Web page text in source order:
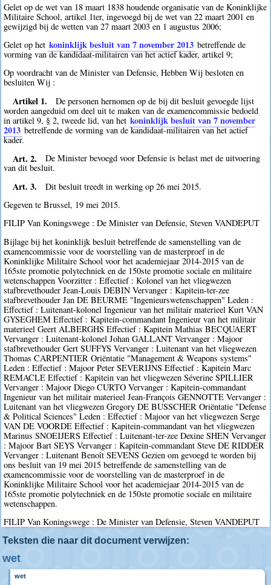
Gelet op de wet van 18 maart 1838 houdende organisatie van de Koninklijke
Militaire School, artikel 1ter, ingevoegd bij de wet van 22 maart 2001 en
gewijzigd bij de wetten van 27 maart 2003 en 1 augustus 2006;
Gelet op het koninklijk besluit van 7 november 2013 betreffende de
vorming van de kandidaat-militairen van het actief kader, artikel 9;
Op voordracht van de Minister van Defensie, Hebben Wij besloten en
besluiten Wij :
Artikel 1.
De personen hernomen op de bij dit besluit gevoegde lijst
worden aangeduid om deel uit te maken van de examencommissie bedoeld
in artikel 9, § 2, tweede lid, van het koninklijk besluit van 7 november
2013 betreffende de vorming van de kandidaat-militairen van het actief
kader.
Art. 2.
De Minister bevoegd voor Defensie is belast met de uitvoering
van dit besluit.
Art. 3.
Dit besluit treedt in werking op 26 mei 2015.
Gegeven te Brussel, 19 mei 2015.
FILIP Van Koningswege : De Minister van Defensie, Steven VANDEPUT
Bijlage bij het koninklijk besluit betreffende de samenstelling van de
examencommissie voor de voorstelling van de masterproef in de
Koninklijke Militaire School voor het academiejaar 2014-2015 van de
165ste promotie polytechniek en de 150ste promotie sociale en militaire
wetenschappen Voorzitter : Effectief : Kolonel van het vliegwezen
stafbrevethouder Jean-Louis DEBIN Vervanger : Kapitein-ter-zee
stafbrevethouder Jan DE BEURME "Ingenieurswetenschappen" Leden :
Effectief : Luitenant-kolonel Ingenieur van het militair materieel Kurt VAN
GYSEGHEM Effectief : Kapitein-commandant Ingenieur van het militair
materieel Geert ALBERGHS Effectief : Kapitein Mathias BECQUAERT
Vervanger : Luitenant-kolonel Johan GALLANT Vervanger : Majoor
stafbrevethouder Gert SUFFYS Vervanger : Luitenant van het vliegwezen
Thomas CARPENTIER Oriëntatie "Management & Weapons systems"
Leden : Effectief : Majoor Peter SEVERIJNS Effectief : Kapitein Marc
REMACLE Effectief : Kapitein van het vliegwezen Séverine SPILLIER
Vervanger : Majoor Diego CURTO Vervanger : Kapitein-commandant
Ingenieur van het militair materieel Jean-François GENNOTTE Vervanger :
Luitenant van het vliegwezen Gregory DE BUSSCHER Oriëntatie "Defense
& Political Sciences" Leden : Effectief : Majoor van het vliegwezen Serge
VAN DE VOORDE Effectief : Kapitein-commandant van het vliegwezen
Marinus SNOEIJERS Effectief : Luitenant-ter-zee Dexine SHEN Vervanger
: Majoor Bart SEYS Vervanger : Kapitein-commandant Steve DE RIDDER
Vervanger : Luitenant Benoît SEVENS Gezien om gevoegd te worden bij
ons besluit van 19 mei 2015 betreffende de samenstelling van de
examencommissie voor de voorstelling van de masterproef in de
Koninklijke Militaire School voor het academiejaar 2014-2015 van de
165ste promotie polytechniek en de 150ste promotie sociale en militaire
wetenschappen.
FILIP Van Koningswege : De Minister van Defensie, Steven VANDEPUT
Teksten die naar dit document verwijzen:
wet
wet